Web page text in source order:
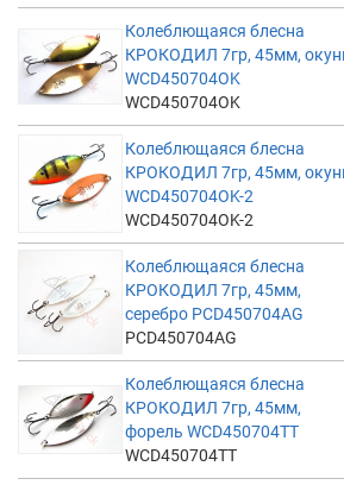
Колеблющаяся блесна
КРОКОДИЛ 7гр, 45мм,
WCD450704OK
WCD450704OK
Колеблющаяся блесна
КРОКОДИЛ 7гр, 45мм,
WCD450704OK-2
WCD450704OK-2
Колеблющаяся блесна
КРОКОДИЛ 7гр, 45мм,
серебро PCD450704AG
PCD450704AG
Колеблющаяся блесна
КРОКОДИЛ 7гр, 45мм,
форель WCD450704TT
WCD450704TT